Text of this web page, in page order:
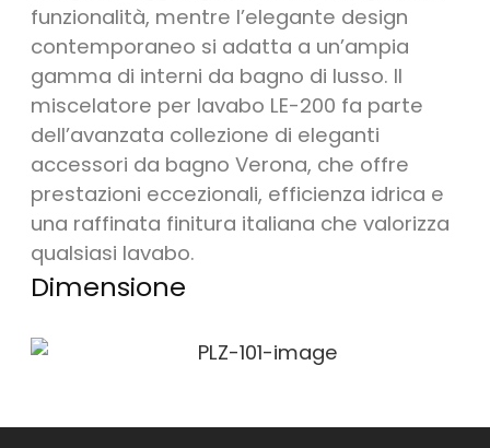
funzionalità, mentre l’elegante design
contemporaneo si adatta a un’ampia
gamma di interni da bagno di lusso. Il
miscelatore per lavabo LE-200 fa parte
dell’avanzata collezione di eleganti
accessori da bagno Verona, che offre
prestazioni eccezionali, efficienza idrica e
una raffinata finitura italiana che valorizza
qualsiasi lavabo.
Dimensione